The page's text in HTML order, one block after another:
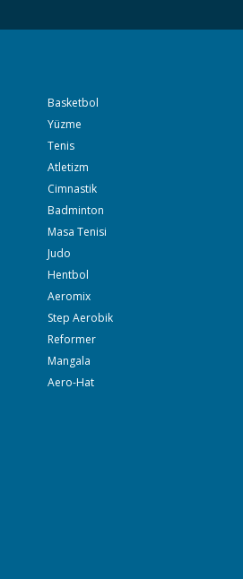
Basketbol
Yüzme
Tenis
Atletizm
Cimnastik
Badminton
Masa Tenisi
Judo
Hentbol
Aeromix
Step Aerobik
Reformer
Mangala
Aero-Hat